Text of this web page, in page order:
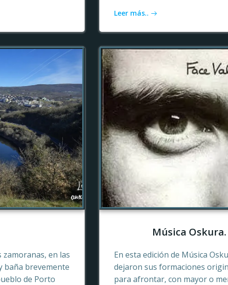
Leer más..
en las
baña brevemente
de Porto
Música
En esta edición de Música
dejaron sus formaciones
para afrontar, con mayor o